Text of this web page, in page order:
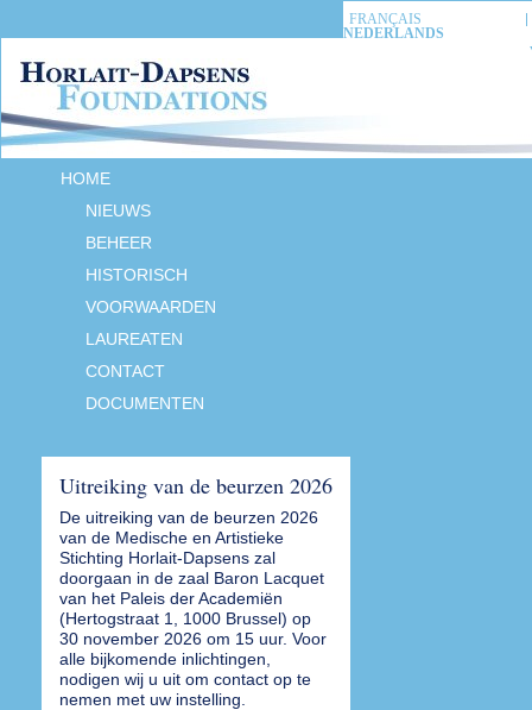
FRANÇAIS
NEDERLANDS
HOME
NIEUWS
BEHEER
HISTORISCH
VOORWAARDEN
LAUREATEN
CONTACT
DOCUMENTEN
Uitreiking van de beurzen 2026
De uitreiking van de beurzen 2026
van de Medische en Artistieke
Stichting Horlait-Dapsens zal
doorgaan in de zaal Baron Lacquet
van het Paleis der Academiën
(Hertogstraat 1, 1000 Brussel) op
30 november 2026 om 15 uur. Voor
alle bijkomende inlichtingen,
nodigen wij u uit om contact op te
nemen met uw instelling.